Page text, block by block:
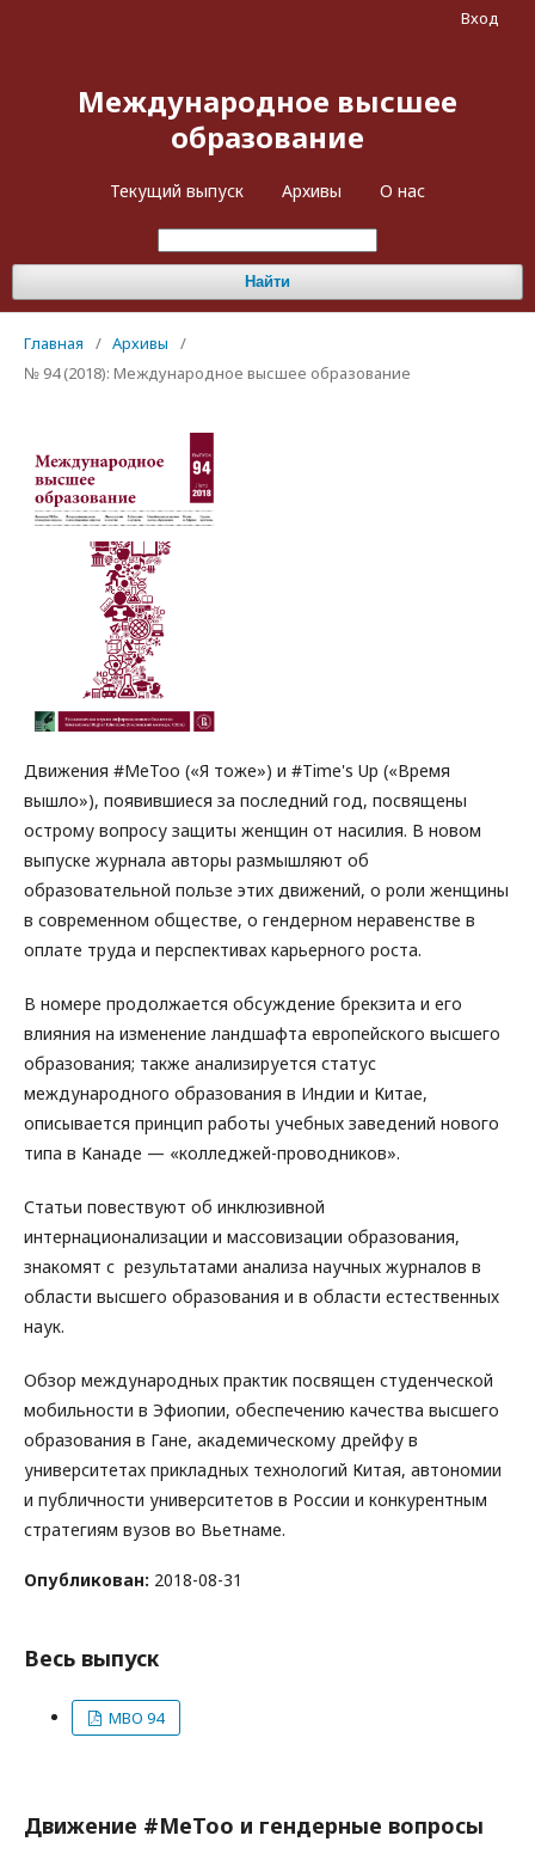
Международное высшее
образование
Текущий выпуск Архивы О нас
Найти
Вход
Главная / Архивы
/
№ 94 (2018): Международное высшее образование
Движения #MeToo («Я тоже») и #Time's Up («Время
вышло»), появившиеся за последний год, посвящены
острому вопросу защиты женщин от насилия. В новом
выпуске журнала авторы размышляют об
образовательной пользе этих движений, о роли женщины
в современном обществе, о гендерном неравенстве в
оплате труда и перспективах карьерного роста.
В номере продолжается обсуждение брекзита и его
влияния на изменение ландшафта европейского высшего
образования; также анализируется статус
международного образования в Индии и Китае,
описывается принцип работы учебных заведений нового
типа в Канаде — «колледжей-проводников».
Статьи повествуют об инклюзивной
интернационализации и массовизации образования,
знакомят с результатами анализа научных журналов в
области высшего образования и в области естественных
наук.
Обзор международных практик посвящен студенческой
мобильности в Эфиопии, обеспечению качества высшего
образования в Гане, академическому дрейфу в
университетах прикладных технологий Китая, автономии
и публичности университетов в России и конкурентным
стратегиям вузов во Вьетнаме.
Опубликован: 2018-08-31
Весь выпуск
МВО 94
Движение #MeToo и гендерные вопросы